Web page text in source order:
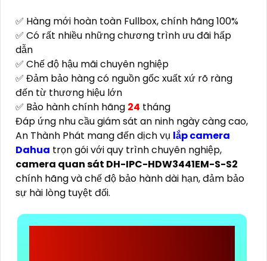
✅ Hàng mới hoàn toàn Fullbox, chính hãng 100%
✅ Có rất nhiều những chương trình ưu đãi hấp
dẫn
✅ Chế độ hậu mãi chuyên nghiệp
✅ Đảm bảo hàng có nguồn gốc xuất xứ rõ ràng
đến từ thương hiệu lớn
✅ Bảo hành chính hãng 24 tháng
Đáp ứng nhu cầu giám sát an ninh ngày càng cao,
An Thành Phát mang đến dịch vụ lắp camera
Dahua trọn gói với quy trình chuyên nghiệp,
camera quan sát DH-IPC-HDW3441EM-S-S2
chính hãng và chế độ bảo hành dài hạn, đảm bảo
sự hài lòng tuyệt đối.